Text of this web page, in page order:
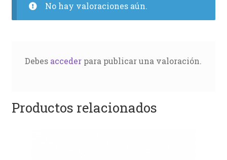
No hay valoraciones aún.
Debes accederpara publicar una valoración.
Productos relacionados